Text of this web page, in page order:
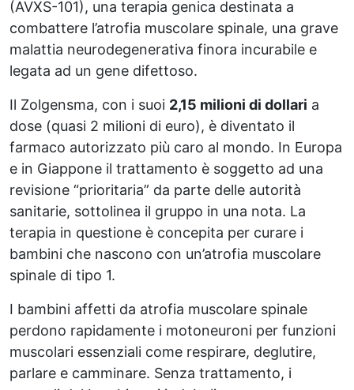
(AVXS-101), una terapia genica destinata a
combattere l’atrofia muscolare spinale, una grave
malattia neurodegenerativa finora incurabile e
legata ad un gene difettoso.
Il Zolgensma, con i suoi 2,15 milioni di dollari a
dose (quasi 2 milioni di euro), è diventato il
farmaco autorizzato più caro al mondo. In Europa
e in Giappone il trattamento è soggetto ad una
revisione “prioritaria” da parte delle autorità
sanitarie, sottolinea il gruppo in una nota. La
terapia in questione è concepita per curare i
bambini che nascono con un’atrofia muscolare
spinale di tipo 1.
I bambini affetti da atrofia muscolare spinale
perdono rapidamente i motoneuroni per funzioni
muscolari essenziali come respirare, deglutire,
parlare e camminare. Senza trattamento, i